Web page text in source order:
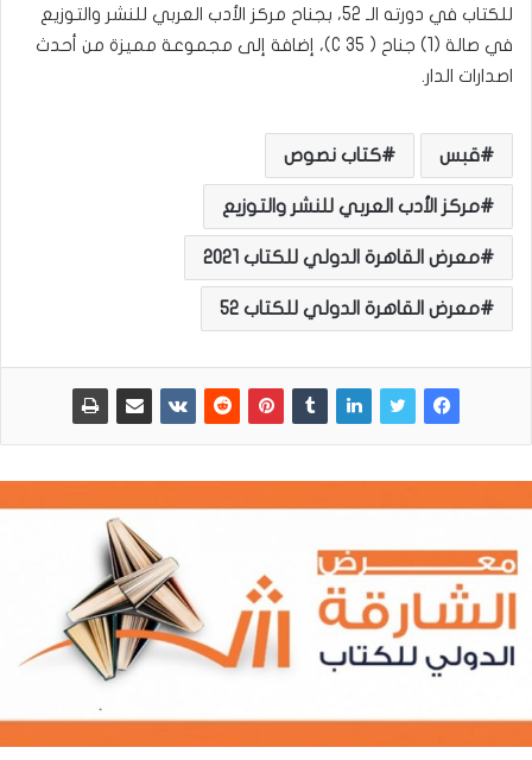
للكتاب في دورته الـ 52، بجناح مركز الأدب العربي للنشر والتوزيع
في صالة (1) جناح ( C 35)، إضافة إلى مجموعة مميزة من أحدث
اصدارات الدار.
قبس كتاب نصوص
مركز الأدب العربي للنشر والتوزيع
معرض القاهرة الدولي للكتاب 2021
معرض القاهرة الدولي للكتاب ٥٢